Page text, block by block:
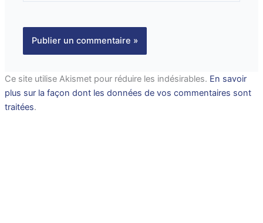
Ce site utilise Akismet pour réduire les indésirables. En savoir
plus sur la façon dont les données de vos commentaires sont
traitées.